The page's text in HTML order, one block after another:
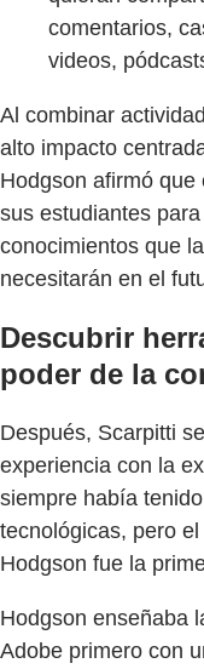
comentarios,
videos,
Al combinar
alto impacto
Hodgson afirmó
sus estudiantes
conocimientos que
necesitarán en el
Descubrir
poder de la
Después, Scarpitti
experiencia con la
siempre había
tecnológicas, pero
Hodgson fue la
Hodgson enseñaba
Adobe primero con